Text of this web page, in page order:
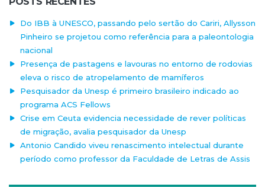
Do IBB à UNESCO, passando pelo sertão do Cariri, Allysson
Pinheiro se projetou como referência para a paleontologia
nacional
Presença de pastagens e lavouras no entorno de rodovias
eleva o risco de atropelamento de mamíferos
Pesquisador da Unesp é primeiro brasileiro indicado ao
programa ACS Fellows
Crise em Ceuta evidencia necessidade de rever políticas
de migração, avalia pesquisador da Unesp
Antonio Candido viveu renascimento intelectual durante
período como professor da Faculdade de Letras de Assis